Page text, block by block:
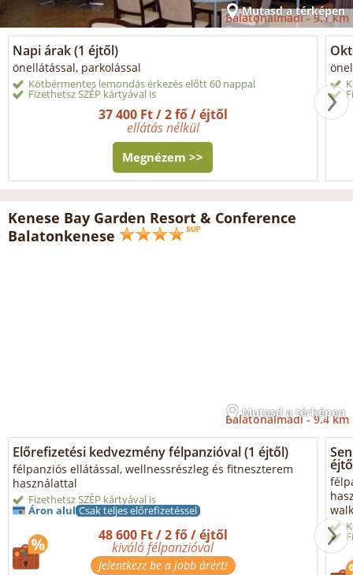
Mutasd a térképen
Balatonalmádi -9.1 km
Napi árak (1 éjtől)
önellátással, parkolással
Kötbérmentes lemondás érkezés előtt 60 nappal
Fizethetsz SZÉP kártyával is
37 400 Ft / 2 fő / éjtől
ellátás nélkül
Megnézem >>
Kenese Bay Garden Resort & Conference
Balatonkenese
Mutasd a térképen
Balatonalmádi -9.4 km
Előrefizetési kedvezmény félpanzióval (1 éjtől)
félpanziós ellátással, wellnessrészleg és fitneszterem
használattal
Fizethetsz SZÉP kártyával is
Áron alul Csak teljes előrefizetéssel
48 600 Ft / 2 fő / éjtől
kiváló félpanzióval
Jelentkezz be a jobb árért!